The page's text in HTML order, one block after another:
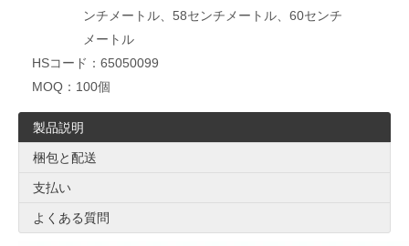
ンチメートル、58センチメートル、60センチ
メートル
HSコード： 65050099
MOQ： 100個
製品説明
梱包と配送
支払い
よくある質問